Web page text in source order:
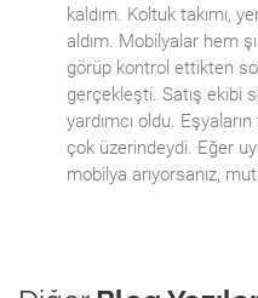
kaldım. Koltuk takımı,
aldım. Mobilyalar hem
görüp kontrol ettikten
gerçekleşti. Satış ekibi
yardımcı oldu.
çok üzerindeydi. Eğer
mobilya arıyorsanız,